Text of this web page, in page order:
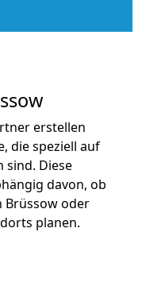
erstellen
die speziell auf
sind. Diese
davon, ob
Brüssow oder
planen.